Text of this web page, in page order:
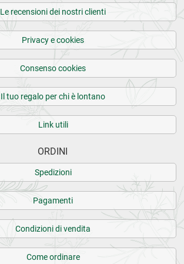
Le recensioni dei nostri clienti
Privacy e cookies
Consenso cookies
Il tuo regalo per chi è lontano
Link utili
ORDINI
Spedizioni
Pagamenti
Condizioni di vendita
Come ordinare